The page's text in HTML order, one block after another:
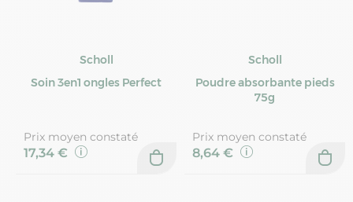
Scholl
Soin 3en1 ongles Perfect
Prix moyen constaté
17,34 €
Scholl
Poudre absorbante pieds
75g
Prix moyen constaté
8,64 €